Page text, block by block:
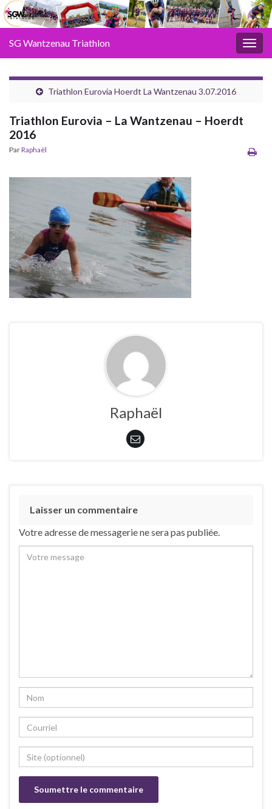
SG Wantzenau Triathlon
Triathlon Eurovia Hoerdt La Wantzenau 3.07.2016
Triathlon Eurovia – La Wantzenau – Hoerdt
2016
ParRaphaël
Raphaël
Laisser un commentaire
Votre adresse de messagerie ne sera pas publiée.